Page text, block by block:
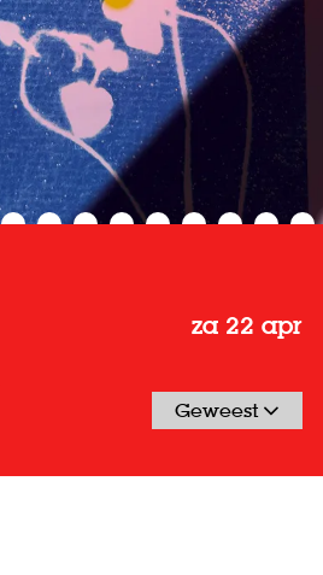
za 22 apr
Geweest